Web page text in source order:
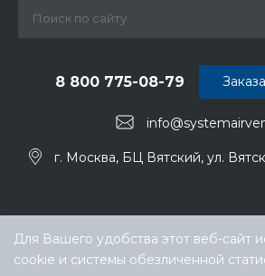
8 800 775-08-79
г. Москва, БЦ Вятский, ул.
Для Вашего удобства этот веб-сайт
cookie и системы обезличенной